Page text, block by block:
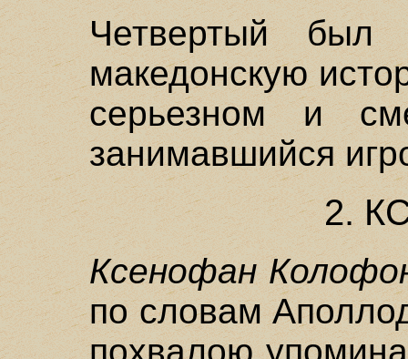
Четвертый был
македонскую
серьезном и
занимавшийся
2.
Ксенофан
по словам
похвалою